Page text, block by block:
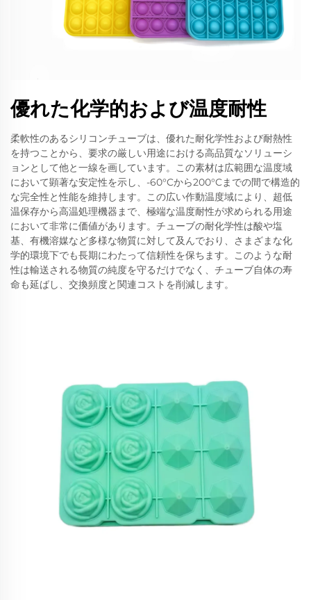
優れた化学的および温度耐性
柔軟性のあるシリコンチューブは、優れた耐化学性および耐熱性
を持つことから、要求の厳しい用途における高品質なソリューシ
ョンとして他と一線を画しています。この素材は広範囲な温度域
において顕著な安定性を示し、-60°Cから200°Cまでの間で構造的
な完全性と性能を維持します。この広い作動温度域により、超低
温保存から高温処理機器まで、極端な温度耐性が求められる用途
において非常に価値があります。チューブの耐化学性は酸や塩
基、有機溶媒など多様な物質に対して及んでおり、さまざまな化
学的環境下でも長期にわたって信頼性を保ちます。このような耐
性は輸送される物質の純度を守るだけでなく、チューブ自体の寿
命も延ばし、交換頻度と関連コストを削減します。